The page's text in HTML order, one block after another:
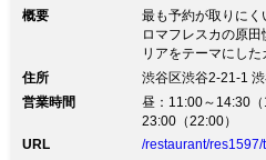
概要
最も予約が取りに
ロマフレスカの原
リアをテーマにした
住所
渋谷区渋谷2-21-1
営業時間
昼：11:00～14:30
23:00（22:00）
URL
/restaurant/res1597/